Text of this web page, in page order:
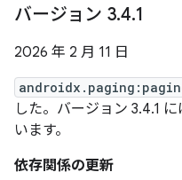
バージョン 3.4.1
2026 年 2 月 11 日
した。バージョン 3.4.1 に
います。
依存関係の更新